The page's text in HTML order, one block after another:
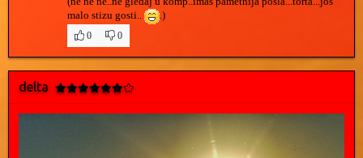
malo stizu gosti..
.)
0
0
delta